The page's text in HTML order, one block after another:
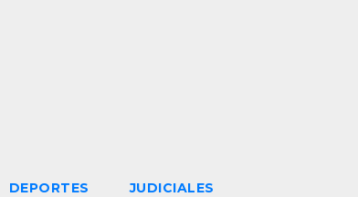
DEPORTES JUDICIALES